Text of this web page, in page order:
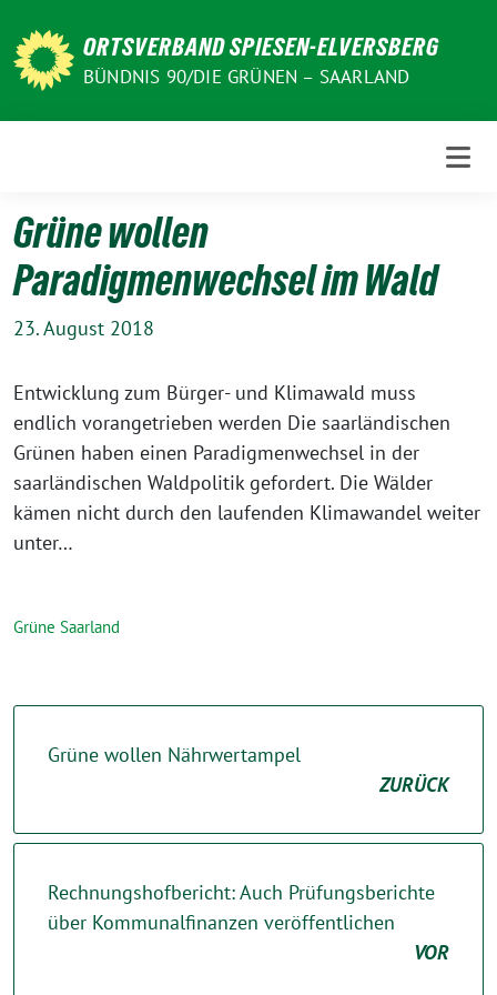
zum
Inhalt
ORTSVERBAND SPIESEN-ELVERSBERG
BÜNDNIS 90/DIE GRÜNEN – SAARLAND
Grüne wollen
Paradigmenwechsel im Wald
23. August 2018
Entwicklung zum Bürger- und Klimawald muss
endlich vorangetrieben werden Die saarländischen
Grünen haben einen Paradigmenwechsel in der
saarländischen Waldpolitik gefordert. Die Wälder
kämen nicht durch den laufenden Klimawandel weiter
unter…
Grüne Saarland
Grüne wollen Nährwertampel
ZURÜCK
Rechnungshofbericht: Auch Prüfungsberichte
über Kommunalfinanzen veröffentlichen
VOR